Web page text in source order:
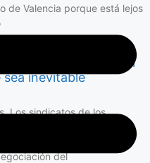
de Valencia porque está lejos
el libre acceso al
sea inevitable
Los sindicatos de los
asambleas con sus
de los trabajadores,
del